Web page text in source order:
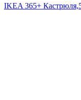
IKEA 365+